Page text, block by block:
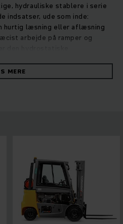
hydrauliske stablere i serie
indsatser, ude som inde:
hurtig læsning eller aflæsning
arbejde på ramper og
udfordrende indsatser med
arbejdshydraulikkens øgede
vælge imellem samt
tilknyttes via
højeffektivt arbejde i
MERE